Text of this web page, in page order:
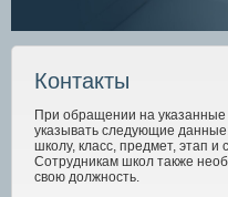
Контакты
При обращении на указанные
указывать следующие
школу, класс, предмет, этап и
Сотрудникам школ также
свою должность.